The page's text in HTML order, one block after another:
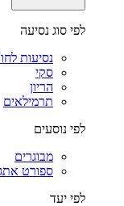
לפי סוג נסיעה
נסיעות
סקי
הריון
תרמילאים
לפי נוסעים
מבוגרים
ספורט
לפי יעד